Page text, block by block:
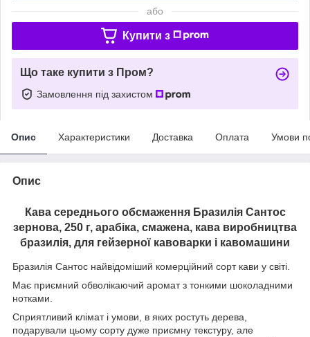
або
Купити з
Що таке купити з Пром?
Замовлення під захистом
Опис Характеристики Доставка Оплата Умови
Опис
Кава середнього обсмаження Бразилія Сантос
зернова, 250 г, арабіка, смажена, кава виробництва
бразилія, для гейзерної кавоварки і кавомашини
Бразилія Сантос найвідоміший комерційний сорт кави у світі.
Має приємний обволікаючий аромат з тонкими шоколадними
нотками.
Сприятливий клімат і умови, в яких ростуть дерева,
подарували цьому сорту дуже приємну текстуру, але